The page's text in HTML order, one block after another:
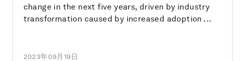
change in the next five years, driven by industry
transformation caused by increased adoption ...
2023年09月19日